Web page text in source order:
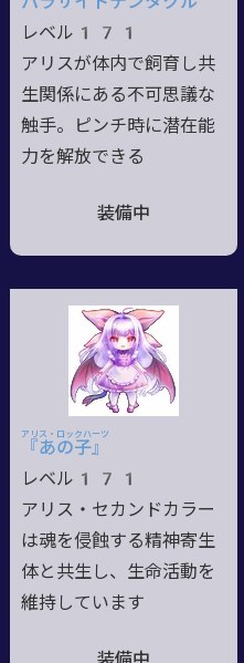
レベル171
アリスが体内で飼育し共
生関係にある不可思議な
触手。ピンチ時に潜在能
力を解放できる
装備中
『あの
アリス・ロックハーツ
子』
レベル171
アリス・セカンドカラー
は魂を侵蝕する精神寄生
体と共生し、生命活動を
維持しています